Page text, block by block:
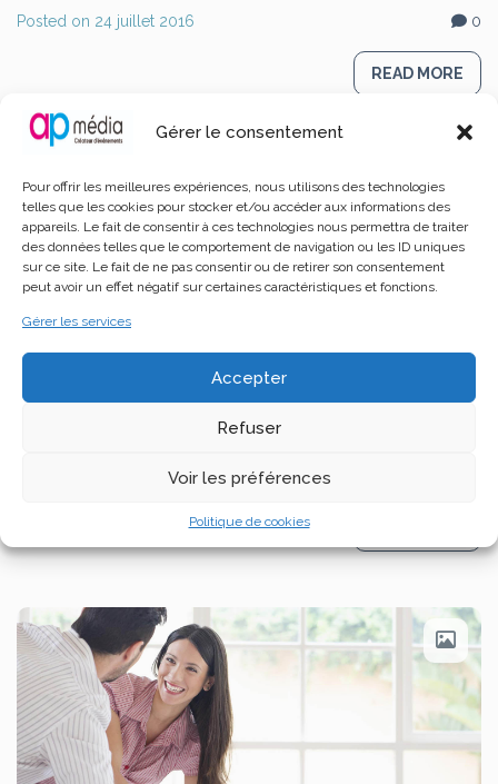
Gérer le consentement
Pour offrir les meilleures expériences, nous utilisons des technologies
telles que les cookies pour stocker et/ou accéder aux informations des
appareils. Le fait de consentir à ces technologies nous permettra de traiter
des données telles que le comportement de navigation ou les ID uniques
sur ce site. Le fait de ne pas consentir ou de retirer son consentement
peut avoir un effet négatif sur certaines caractéristiques et fonctions.
Gérer les services
Accepter
Refuser
Voir les préférences
Politique de cookies
Posted on 24 juillet 2016 0
READ MORE
25 octobre 2014